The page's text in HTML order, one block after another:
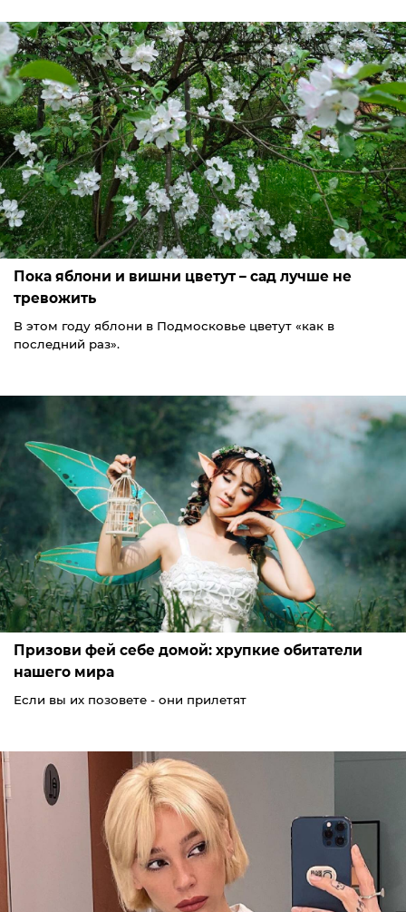
Пока яблони и вишни цветут – сад лучше не
тревожить
В этом году яблони в Подмосковье цветут «как в
последний раз».
Призови фей себе домой: хрупкие обитатели
нашего мира
Если вы их позовете - они прилетят